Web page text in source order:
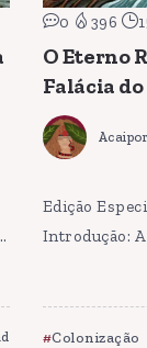
0 396
O Eterno
Falácia
Edição
Introdução:
Colonização